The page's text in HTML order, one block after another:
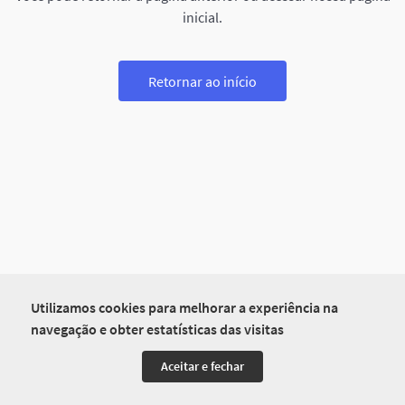
Utilizamos cookies para melhorar a experiência na
navegação e obter estatísticas das visitas
Aceitar e fechar
inicial.
Retornar ao início